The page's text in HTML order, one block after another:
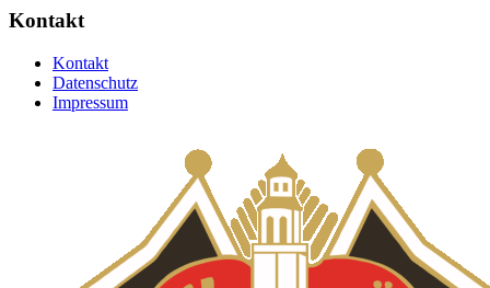
Kontakt
Kontakt
Datenschutz
Impressum